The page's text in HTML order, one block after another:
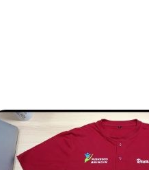
Desain
Kaos